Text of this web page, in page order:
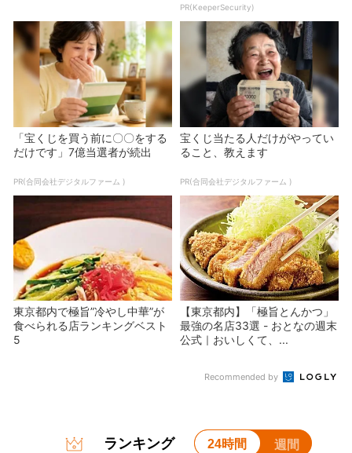
PR(KeeperSecurity)
「宝くじを買う前に〇〇をする
だけです」7億当選者が続出
PR(合同会社デジタルファーム )
宝くじ当たる人だけがやってい
ること、教えます
PR(合同会社デジタルファーム )
東京都内で極旨”冷やし中華”が
食べられる店ランキングベスト
5
【東京都内】「極旨とんかつ」
最強の名店33選 - おとなの週末
公式｜おいしくて、...
Recommended by
ランキング 24時間 週間